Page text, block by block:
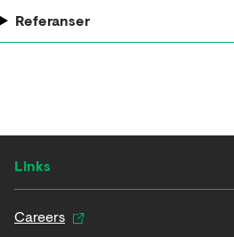
Referanser
Links
Careers